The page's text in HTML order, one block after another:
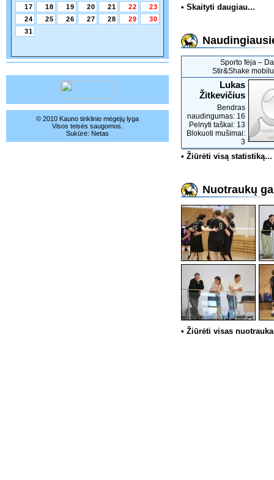
17
18 19 20 21 22
23
24
25 26 27 28 29
30
31
© 2010 Kauno tinklinio mėgėjų lyga
Visos teisės saugomos.
Sukūrė: Netas
• Skaityti daugiau...
Sporto fėja ‒
Stir&Shake
Lukas
Žitkevičius
Bendras
naudingumas: 16
Pelnyti taškai: 13
Blokuoti mušimai:
3
• Žiūrėti visą statistiką...
Nuotraukų
• Žiūrėti visas